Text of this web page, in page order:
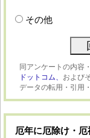
その他
同アンケートの内容
ドットコム、 および
データの転用・引用
厄年に厄除け・